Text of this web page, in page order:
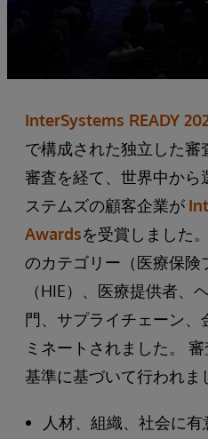
InterSystems READY
で構成された独立した審
審査を経て、世界中から
ステムズの顧客企業が
Awardsを受賞しました
のカテゴリー（医療保険
（HIE）、医療提供者、
門、サプライチェーン、
ミネートされました。
基準に基づいて行われま
人材、組織、社会に